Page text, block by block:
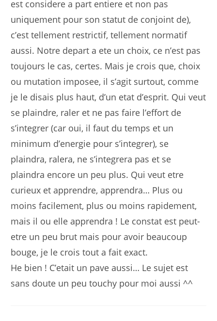
est considere a part entiere et non pas
uniquement pour son statut de conjoint de),
c’est tellement restrictif, tellement normatif
aussi. Notre depart a ete un choix, ce n’est pas
toujours le cas, certes. Mais je crois que, choix
ou mutation imposee, il s’agit surtout, comme
je le disais plus haut, d’un etat d’esprit. Qui veut
se plaindre, raler et ne pas faire l’effort de
s’integrer (car oui, il faut du temps et un
minimum d’energie pour s’integrer), se
plaindra, ralera, ne s’integrera pas et se
plaindra encore un peu plus. Qui veut etre
curieux et apprendre, apprendra… Plus ou
moins facilement, plus ou moins rapidement,
mais il ou elle apprendra ! Le constat est peut-
etre un peu brut mais pour avoir beaucoup
bouge, je le crois tout a fait exact.
He bien ! C’etait un pave aussi… Le sujet est
sans doute un peu touchy pour moi aussi ^^